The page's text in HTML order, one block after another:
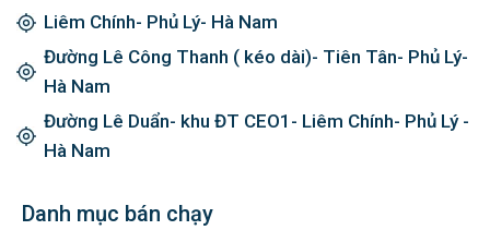
Liêm Chính- Phủ Lý- Hà Nam
Đường Lê Công Thanh ( kéo dài)- Tiên Tân- Phủ Lý-
Hà Nam
Đường Lê Duẩn- khu ĐT CEO1- Liêm Chính- Phủ Lý -
Hà Nam
Danh mục bán chạy